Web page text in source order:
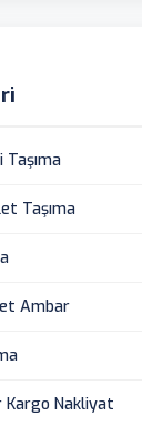
Taşıma
Ambar
Kargo Nakliyat